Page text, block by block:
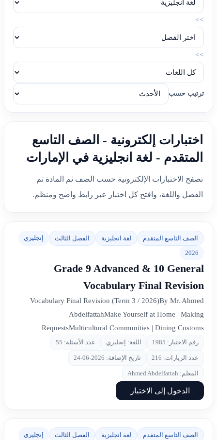
>>
>>
ترتيب حسب
اختبارات إلكترونية - الصف التاسع
المتقدم - لغة انجليزية في الإمارات
تصفح الاختبارات الإلكترونية حسب الصف ثم المادة ثم
الفصل واللغة، وافتح كل اختبار عبر رابط واضح ومنظم.
الصف التاسع المتقدم لغة انجليزية الفصل الثالث إنجليزي
2026
Grade 9 Advanced & 10 General
Vocabulary Final Revision
Vocabulary Final Revision (Term 3 / 2026)By Mr. Ahmed
AbdelfattahMake Yourself at Home | Making
RequestsMulticultural Communities | Dining Customs
رقم الاختبار: 1985 اللغة: إنجليزي عدد الأسئلة: 55
عدد الزيارات: 216 تاريخ الإضافة: 2026-06-24
المعلم: Ahmed Abdelfattah
الدخول إلى الاختبار
الصف التاسع المتقدم لغة انجليزية الفصل الثالث إنجليزي